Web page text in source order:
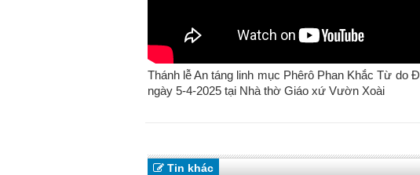
Thánh lễ An táng linh mục Phêrô Phan Khắc Từ
ngày 5-4-2025 tại Nhà thờ Giáo xứ Vườn Xoài
Tin khác